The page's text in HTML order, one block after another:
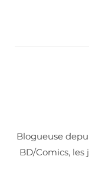
Blogueuse
BD/Comics, les